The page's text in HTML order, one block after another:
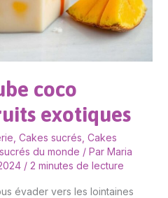
coco
exotiques
Cakes sucrés Cakes
du monde / Par Maria
/ 2 minutes de lecture
évader vers les lointaines